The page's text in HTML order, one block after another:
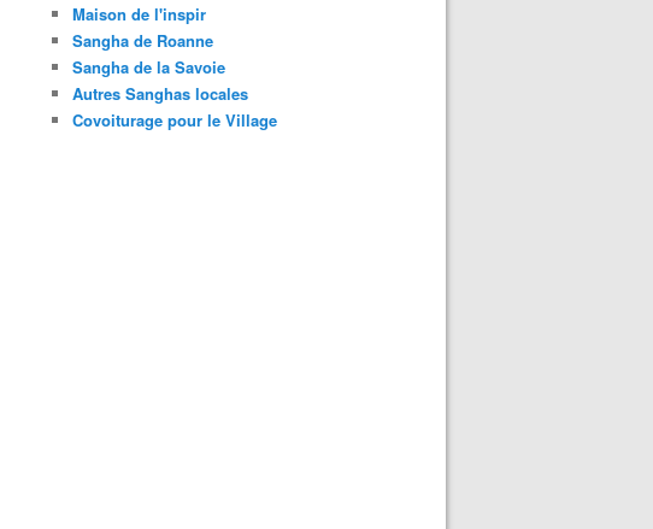
Maison de l'inspir
Sangha de Roanne
Sangha de la Savoie
Autres Sanghas locales
Covoiturage pour le Village